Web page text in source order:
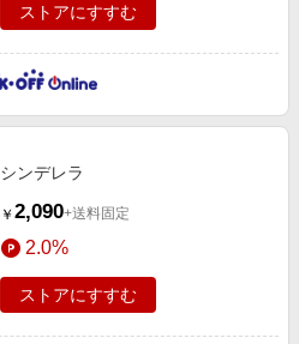
ストアにすすむ
シンデレラ
￥ 2,090+送料固定
2.0%
ストアにすすむ